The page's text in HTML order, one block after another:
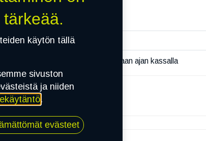
asennuksen, pääset varaamaan ajan kassalla
83T NANKANG SNOW SW-7 XL
käytön tällä
sivuston
ja niiden
.
evästeet